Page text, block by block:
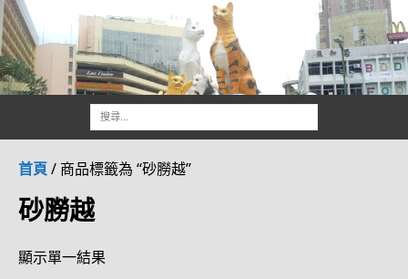
首頁 / 商品標籤為 “砂朥越”
砂朥越
顯示單一結果